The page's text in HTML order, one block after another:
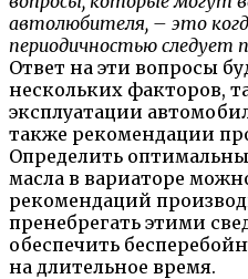
автолюбителя, – это
периодичностью следует
Ответ на эти вопросы
нескольких факторов,
эксплуатации
также рекомендации
Определить
масла в вариаторе
рекомендаций
пренебрегать этими
обеспечить
на длительное время.